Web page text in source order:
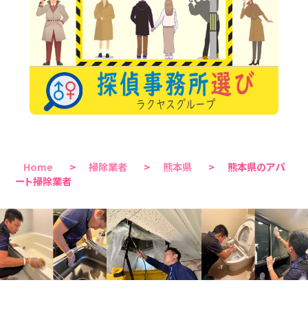
Home > 掃除業者 > 熊本県 >
熊本県のアパ
ート掃除業者